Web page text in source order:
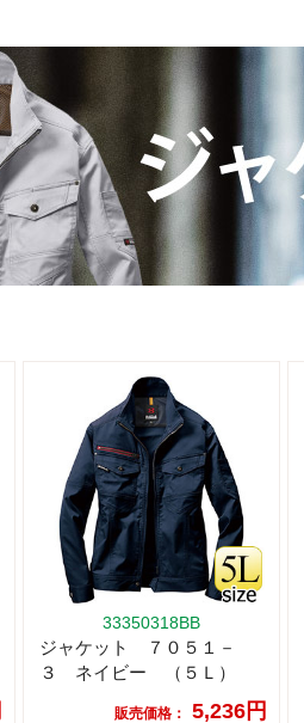
33350318BB
ジャケット ７０５１－
３ ネイビー （５Ｌ）
販売価格： 5,236円